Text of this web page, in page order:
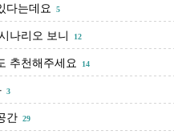
다는데요 5
나리오 보니 12
추천해주세요 14
3
간 29